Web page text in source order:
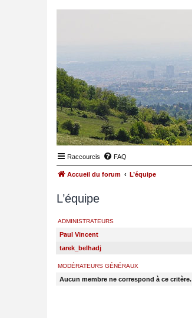
Raccourcis FAQ
Accueil du forum L’équipe
L’équipe
ADMINISTRATEURS
Paul Vincent
tarek_belhadj
MODÉRATEURS GÉNÉRAUX
Aucun membre ne correspond à ce critère.